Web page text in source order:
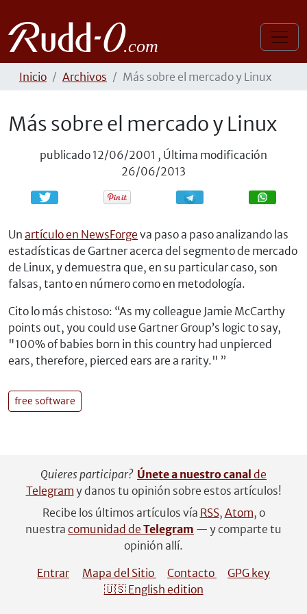
Inicio Archivos Más sobre el mercado y Linux
Más sobre el mercado y Linux
publicado 12/06/2001 , Última modificación
26/06/2013
Compartir Compartir
Un artículo en NewsForge va paso a paso analizando las
estadísticas de Gartner acerca del segmento de mercado
de Linux, y demuestra que, en su particular caso, son
falsas, tanto en número como en metodología.
Cito lo más chistoso: As my colleague Jamie McCarthy
points out, you could use Gartner Group’s logic to say,
"100% of babies born in this country had unpierced
ears, therefore, pierced ears are a rarity."
free software
Quieres participar? Únete a nuestro canal de
Telegram y danos tu opinión sobre estos artículos!
Recibe los últimos artículos vía RSS, Atom, o
nuestra comunidad de Telegram — y comparte tu
opinión allí.
Entrar
Mapa del Sitio Contacto
GPG key
🇺🇸 English edition